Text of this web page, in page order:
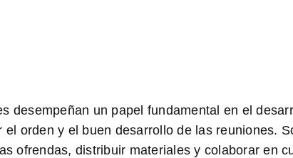
desempeñan un papel fundamental en el
orden y el buen desarrollo de las reuniones.
ofrendas, distribuir materiales y colaborar en